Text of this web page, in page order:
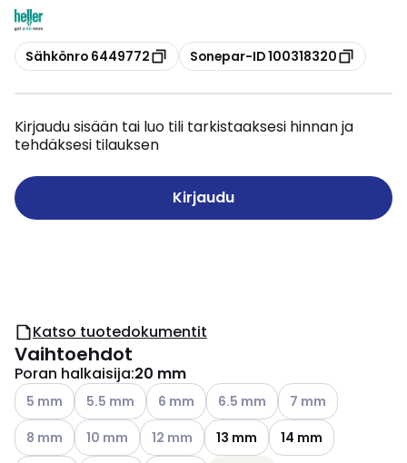
Kopioi
Sähkönro 6449772 Kopioi
Sonepar-ID 100318320
Kirjaudu sisään tai luo tili tarkistaaksesi hinnan ja
tehdäksesi tilauksen
Kirjaudu
Katso tuotedokumentit
Vaihtoehdot
Poran halkaisija:20 mm
Katso käytettävissä olevat vaihtoehdot
5 mm Katso käytettävissä olevat vaihtoehdot
5.5 mm Katso käytettävissä olevat vaihtoehdot
6 mm Katso käytettävissä olevat
6.5 mm Katso
7 mm
Katso käytettävissä olevat vaihtoehdot
8 mm Katso käytettävissä olevat vaihtoehdot
10 mm Katso käytettävissä olevat vaihtoehdot
12 mm 13 mm
14 mm